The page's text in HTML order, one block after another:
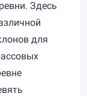
Здесь
для